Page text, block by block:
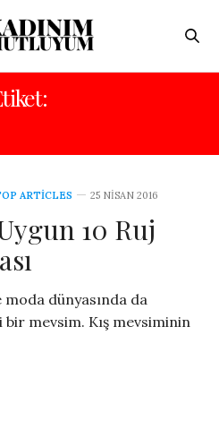
ARTICLES 25 NISAN 2016
10 Ruj
moda dünyasında da
mevsim. Kış mevsiminin